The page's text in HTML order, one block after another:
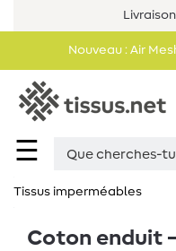
Nouveau : Air
☰
Tissus imperméables
Coton enduit